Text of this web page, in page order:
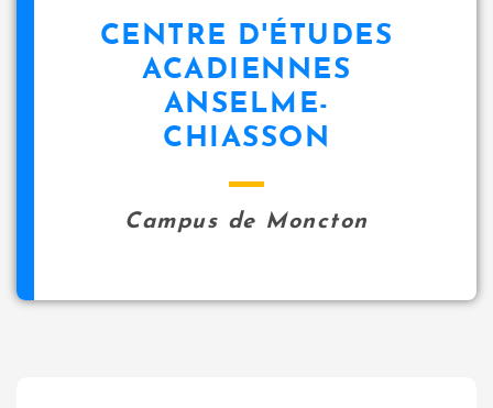
CENTRE D'ÉTUDES
ACADIENNES
ANSELME-
CHIASSON
Campus de Moncton